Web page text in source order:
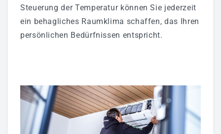
Automatisierungstechnik
Haustechnikservice
SCHALTANLAGENBAU
UNTERNEHMEN
Steuerung der Temperatur können Sie jederzeit
ein behagliches Raumklima schaffen, das Ihren
persönlichen Bedürfnissen entspricht.